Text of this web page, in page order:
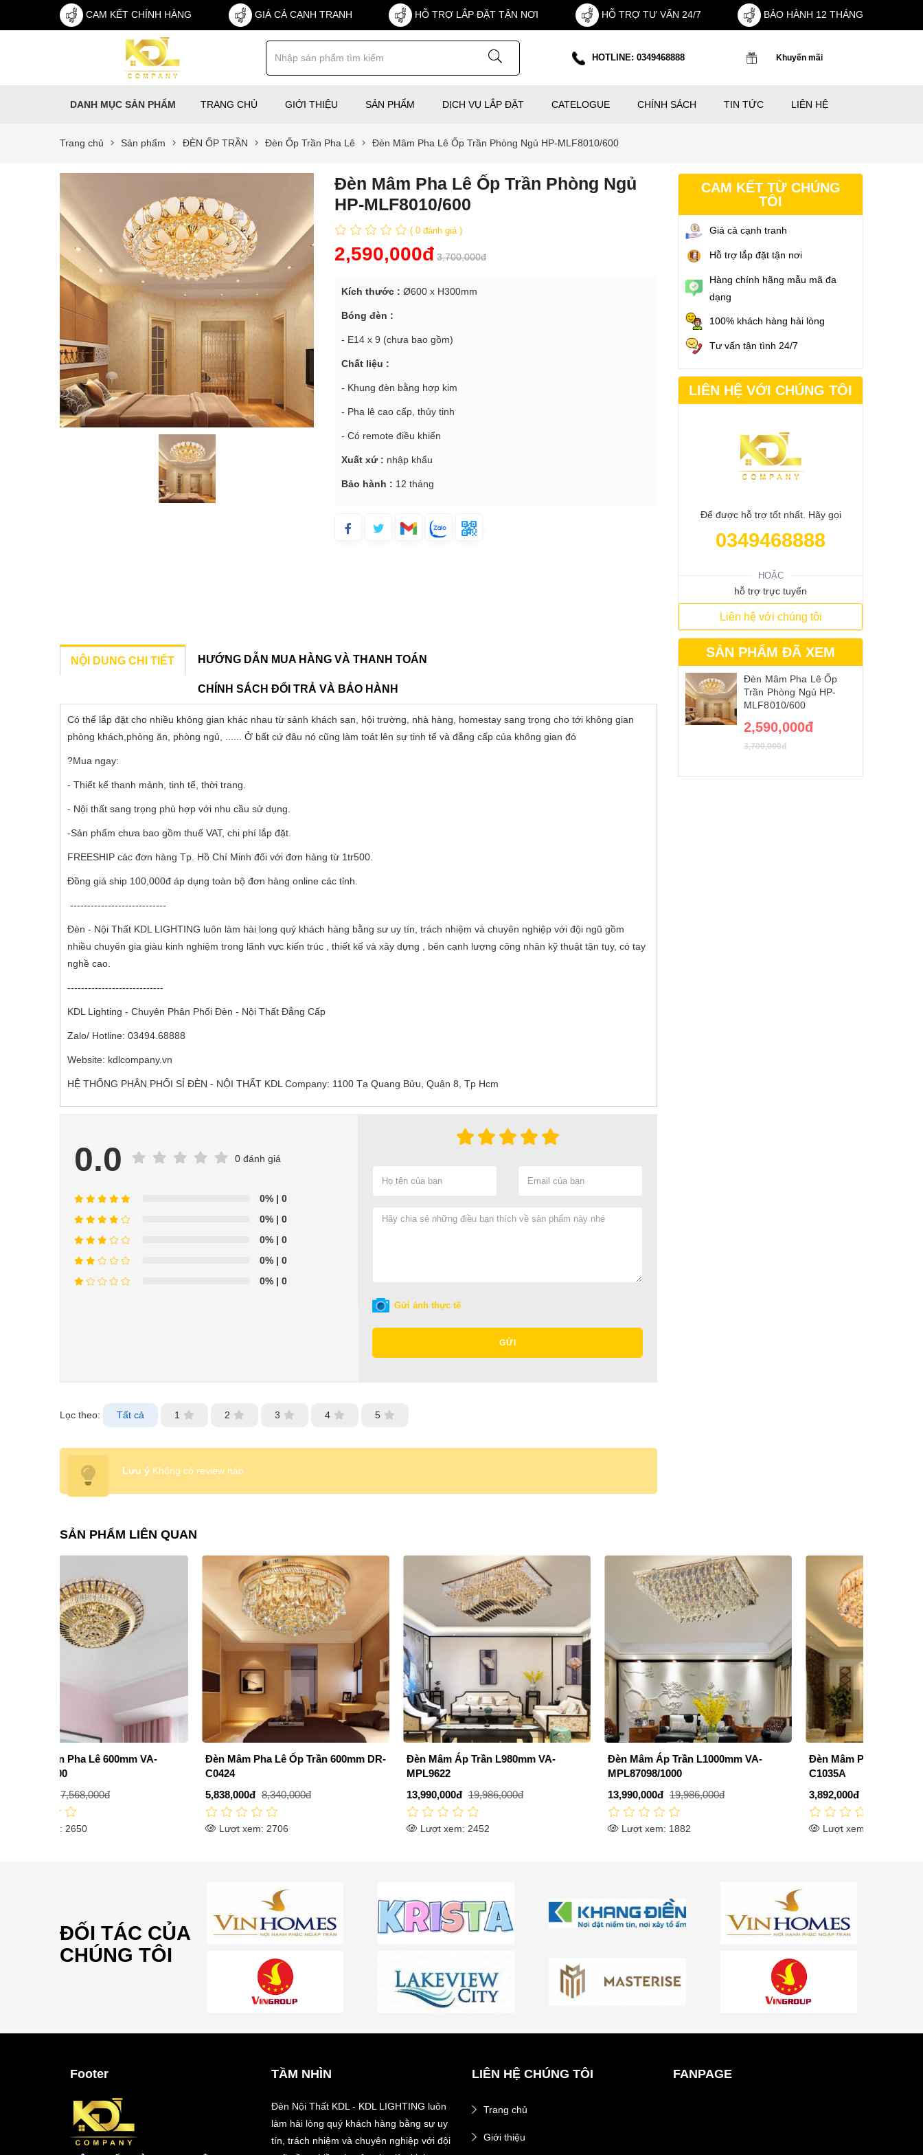
CAM KẾT CHÍNH HÀNG GIÁ CẢ CẠNH TRANH HỖ TRỢ LẮP ĐẶT TẬN NƠI HỖ TRỢ TƯ VẤN 24/7 BẢO HÀNH 12 THÁNG
HOTLINE: 0349468888 Khuyến mãi
DANH MỤC SẢN PHẨM TRANG CHỦ GIỚI THIỆU SẢN PHẨM DỊCH VỤ LẮP ĐẶT CATELOGUE CHÍNH SÁCH TIN TỨC LIÊN HỆ
Trang chủ Sản phẩm ĐÈN ỐP TRẦN Đèn Ốp Trần Pha Lê Đèn Mâm Pha Lê Ốp Trần Phòng Ngủ HP-MLF8010/600
Đèn Mâm Pha Lê Ốp Trần Phòng Ngủ
HP-MLF8010/600
( 0 đánh giá )
2,590,000đ 3,700,000đ
Kích thước : Ø600 x H300mm
Bóng đèn :
- E14 x 9 (chưa bao gồm)
Chất liệu :
- Khung đèn bằng hợp kim
- Pha lê cao cấp, thủy tinh
- Có remote điều khiển
Xuất xứ : nhập khẩu
Bảo hành : 12 tháng
CAM KẾT TỪ CHÚNG
TÔI
Giá cả cạnh tranh
Hỗ trợ lắp đặt tận nơi
Hàng chính hãng mẫu mã đa
dạng
100% khách hàng hài lòng
Tư vấn tận tình 24/7
LIÊN HỆ VỚI CHÚNG TÔI
Để được hỗ trợ tốt nhất. Hãy gọi
0349468888
HOẶC
hỗ trợ trực tuyến
Liên hệ với chúng tôi
NỘI DUNG CHI TIẾT HƯỚNG DẪN MUA HÀNG VÀ THANH TOÁN
CHÍNH SÁCH ĐỔI TRẢ VÀ BẢO HÀNH
Có thể lắp đặt cho nhiều không gian khác nhau từ sảnh khách sạn, hội trường, nhà hàng, homestay sang trọng cho tới không gian
phòng khách,phòng ăn, phòng ngủ, ...... Ở bất cứ đâu nó cũng làm toát lên sự tinh tế và đẳng cấp của không gian đó
?Mua ngay:
- Thiết kế thanh mảnh, tinh tế, thời trang.
- Nội thất sang trọng phù hợp với nhu cầu sử dụng.
-Sản phẩm chưa bao gồm thuế VAT, chi phí lắp đặt.
FREESHIP các đơn hàng Tp. Hồ Chí Minh đối với đơn hàng từ 1tr500.
Đồng giá ship 100,000đ áp dụng toàn bộ đơn hàng online các tỉnh.
----------------------------
Đèn - Nội Thất KDL LIGHTING luôn làm hài long quý khách hàng bằng sư uy tín, trách nhiệm và chuyên nghiệp với đội ngũ gồm
nhiều chuyên gia giàu kinh nghiệm trong lãnh vực kiến trúc , thiết kế và xây dựng , bên cạnh lượng công nhân kỹ thuật tận tụy, có tay
nghề cao.
----------------------------
KDL Lighting - Chuyên Phân Phối Đèn - Nội Thất Đẳng Cấp
Zalo/ Hotline: 03494.68888
Website: kdlcompany.vn
HỆ THỐNG PHÂN PHỐI SỈ ĐÈN - NỘI THẤT KDL Company: 1100 Tạ Quang Bửu, Quận 8, Tp Hcm
0.0 0 đánh giá
0% | 0
0% | 0
0% | 0
0% | 0
0% | 0
Gửi ảnh thực tế
GỬI
Lọc theo: Tất cả 1 2 3 4 5
Lưu ý Không có review nào
SẢN PHẨM ĐÃ XEM
Đèn Mâm Pha Lê Ốp
Trần Phòng Ngủ HP-
MLF8010/600
2,590,000đ
3,700,000đ
SẢN PHẨM LIÊN QUAN
Đèn Mâm Pha Lê Ốp Trần 600mm DR-
5,838,000đ
Lượt xem: 2706
Đèn Mâm Áp Trần L980mm VA-
13,990,000đ
Lượt xem: 2452
Đèn Mâm Áp Trần L1000mm VA-
13,990,000đ
Lượt xem: 1882
Đèn Mâm Pha Lê Ốp Trần 600mm DR-
C1035A
3,892,000đ
Lượt xem: 2363
ĐỐI TÁC CỦA
CHÚNG TÔI
Footer TẦM NHÌN
Đèn Nội Thất KDL - KDL LIGHTING luôn
làm hài lòng quý khách hàng bằng sự uy
tín, trách nhiệm và chuyên nghiệp với đội
LIÊN HỆ CHÚNG TÔI
Trang chủ
Giới thiệu
FANPAGE